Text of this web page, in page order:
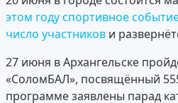
этом году спортивное
число участников и
27 июня в Архангельске
«СоломБАЛ», посвящённый
программе заявлены парад